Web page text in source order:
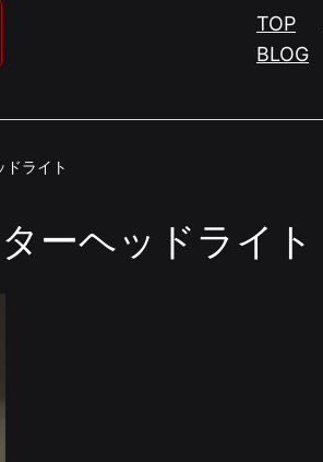
TOP
BLOG
ドライト
ーヘッドライト